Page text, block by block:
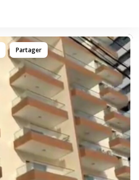
Partager